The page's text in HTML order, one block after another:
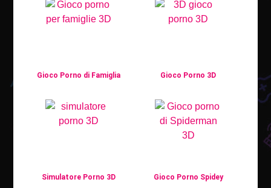
Gioco Porno di Famiglia Gioco Porno 3D
Simulatore Porno 3D Gioco Porno Spidey